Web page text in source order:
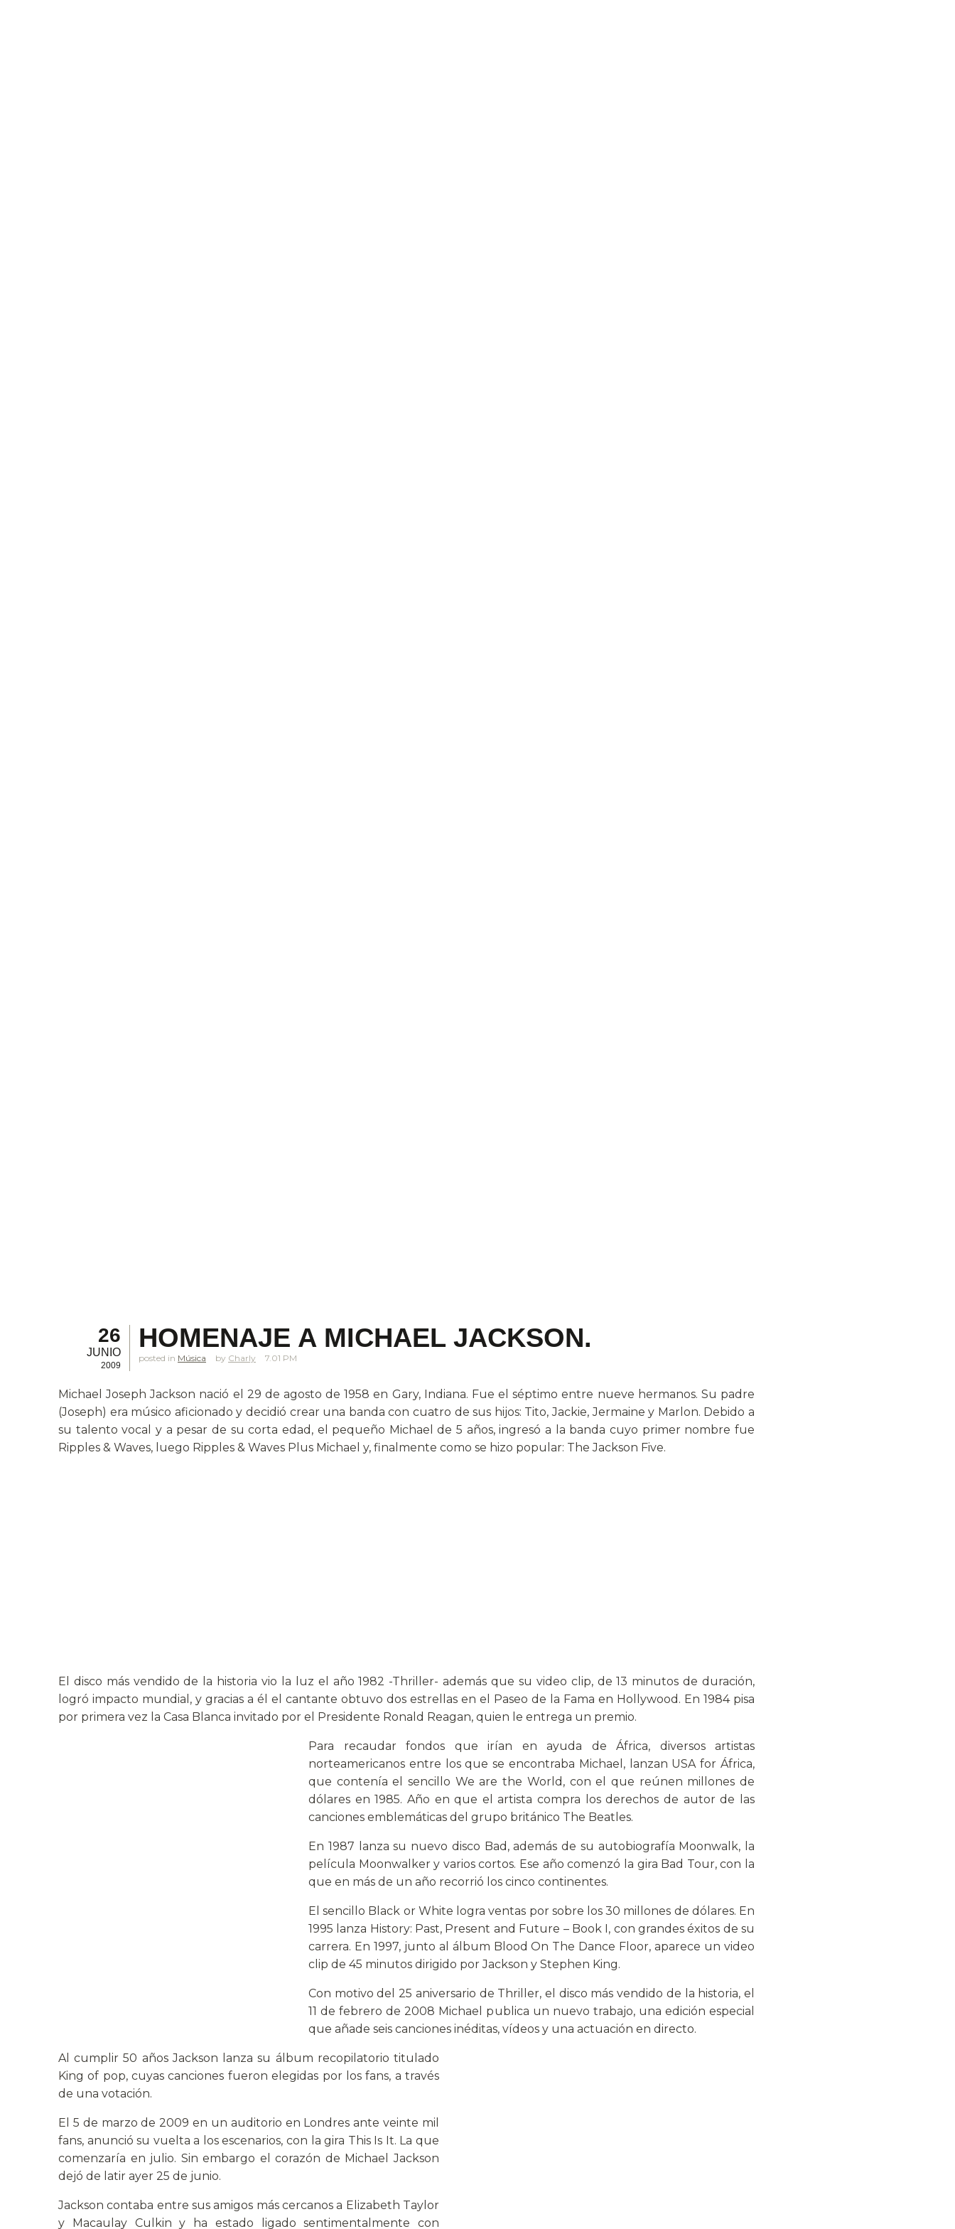
26
JUNIO
2009
HOMENAJE A MICHAEL JACKSON.
posted in Música Charly 7.01 PM
Michael Joseph Jackson nació el 29 de agosto de 1958 en Gary, Indiana. Fue el séptimo entre nueve hermanos. Su padre
(Joseph) era músico aficionado y decidió crear una banda con cuatro de sus hijos: Tito, Jackie, Jermaine y Marlon. Debido a
su talento vocal y a pesar de su corta edad, el pequeño Michael de 5 años, ingresó a la banda cuyo primer nombre fue
Ripples & Waves, luego Ripples & Waves Plus Michael y, finalmente como se hizo popular: The Jackson Five.
El disco más vendido de la historia vio la luz el año 1982 -Thriller- además que su video clip, de 13 minutos de duración,
logró impacto mundial, y gracias a él el cantante obtuvo dos estrellas en el Paseo de la Fama en Hollywood. En 1984 pisa
por primera vez la Casa Blanca invitado por el Presidente Ronald Reagan, quien le entrega un premio.
Para recaudar fondos que irían en ayuda de África, diversos artistas
norteamericanos entre los que se encontraba Michael, lanzan USA for África,
que contenía el sencillo We are the World, con el que reúnen millones de
dólares en 1985. Año en que el artista compra los derechos de autor de las
canciones emblemáticas del grupo británico The Beatles.
En 1987 lanza su nuevo disco Bad, además de su autobiografía Moonwalk, la
película Moonwalker y varios cortos. Ese año comenzó la gira Bad Tour, con la
que en más de un año recorrió los cinco continentes.
El sencillo Black or White logra ventas por sobre los 30 millones de dólares. En
1995 lanza History: Past, Present and Future – Book I, con grandes éxitos de su
carrera. En 1997, junto al álbum Blood On The Dance Floor, aparece un video
clip de 45 minutos dirigido por Jackson y Stephen King.
Con motivo del 25 aniversario de Thriller, el disco más vendido de la historia, el
11 de febrero de 2008 Michael publica un nuevo trabajo, una edición especial
que añade seis canciones inéditas, vídeos y una actuación en directo.
Al cumplir 50 años Jackson lanza su álbum recopilatorio titulado
King of pop, cuyas canciones fueron elegidas por los fans, a través
de una votación.
El 5 de marzo de 2009 en un auditorio en Londres ante veinte mil
fans, anunció su vuelta a los escenarios, con la gira This Is It. La que
comenzaría en julio. Sin embargo el corazón de Michael Jackson
dejó de latir ayer 25 de junio.
Jackson contaba entre sus amigos más cercanos a Elizabeth Taylor
y Macaulay Culkin y ha estado ligado sentimentalmente con